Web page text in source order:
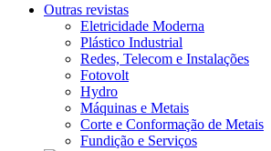
Outras revistas
Eletricidade Moderna
Plástico Industrial
Redes, Telecom e Instalações
Fotovolt
Hydro
Máquinas e Metais
Corte e Conformação de Metais
Fundição e Serviços